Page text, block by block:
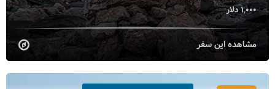
1,000 دلار
مشاهده این سفر